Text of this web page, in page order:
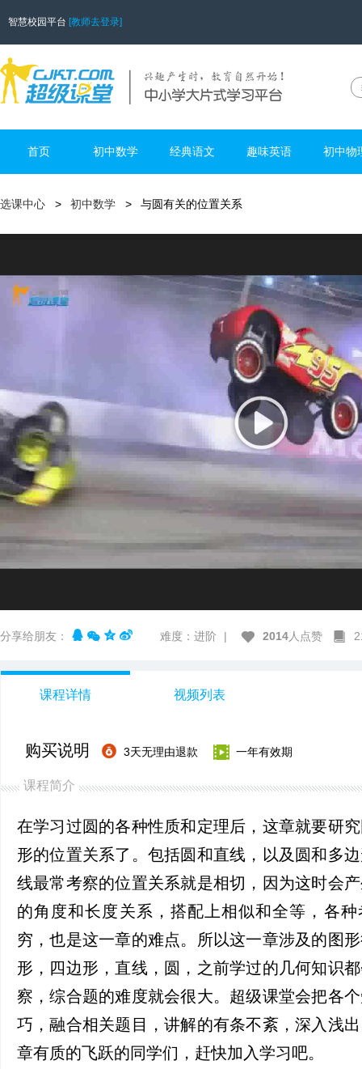
智慧校园平台 [教师去登录]
首页 初中数学 经典语文 趣味英语 初中物
选课中心 初中数学 与圆有关的位置关系
分享给朋友： 难度：进阶 | 2014人点赞
课程详情 视频列表
购买说明 3天无理由退款 一年有效期
课程简介
在学习过圆的各种性质和定理后，这章就要研
形的位置关系了。包括圆和直线，以及圆和多
线最常考察的位置关系就是相切，因为这时会
的角度和长度关系，搭配上相似和全等，各
穷，也是这一章的难点。所以这一章涉及的图
形，四边形，直线，圆，之前学过的几何知识
察，综合题的难度就会很大。超级课堂会把各
巧，融合相关题目，讲解的有条不紊，深入浅
章有质的飞跃的同学们，赶快加入学习吧。